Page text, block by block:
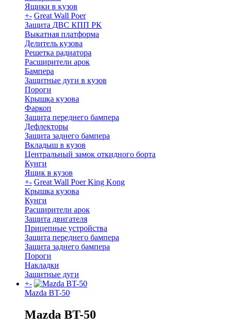
Ящики в кузов
+- Great Wall Poer
Защита ДВС КПП РК
Выкатная платформа
Делитель кузова
Решетка радиатора
Расширители арок
Бампера
Защитные дуги в кузов
Пороги
Крышка кузова
Фаркоп
Защита переднего бампера
Дефлекторы
Защита заднего бампера
Вкладыш в кузов
Центральный замок откидного борта
Кунги
Ящик в кузов
+- Great Wall Poer King Kong
Крышка кузова
Кунги
Расширители арок
Защита двигателя
Прицепные устройства
Защита переднего бампера
Защита заднего бампера
Пороги
Накладки
Защитные дуги
+-
Mazda BT-50
Mazda BT-50